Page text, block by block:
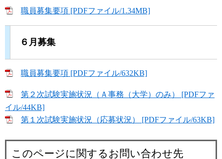
職員募集要項 [PDFファイル/1.34MB]
６月募集
職員募集要項 [PDFファイル/632KB]
第２次試験実施状況（Ａ事務（大学）のみ） [PDFファ
イル/44KB]
第１次試験実施状況（応募状況） [PDFファイル/63KB]
このページに関するお問い合わせ先